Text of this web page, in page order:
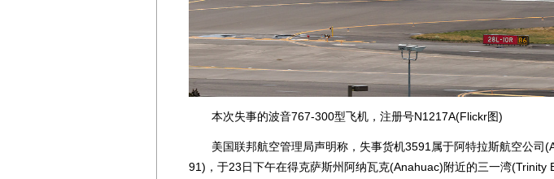
本次失事的波音767-300型飞机，注册号N1217A(Flickr图)
美国联邦航空管理局声明称，失事货机3591属于阿特拉斯航空公司
91)，于23日下午在得克萨斯州阿纳瓦克(Anahuac)附近的三一湾(Trinity